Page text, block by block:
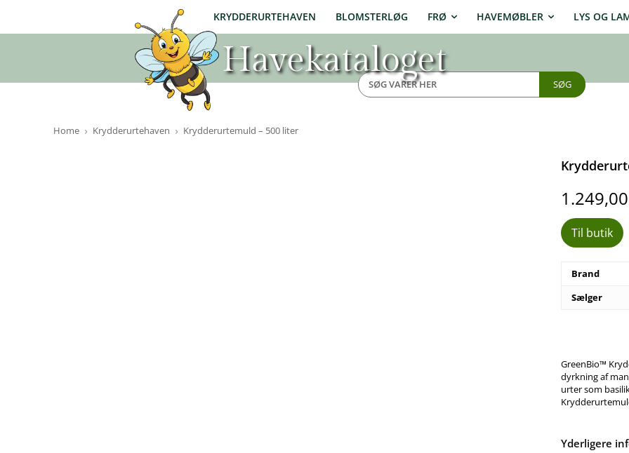
KRYDDERURTEHAVEN BLOMSTERLØG FRØ HAVEMØBLER LYS OG
Havekataloget
SØG
Home Krydderurtehaven Krydderurtemuld – 500 liter
1.249,00
Til butik
Brand
Sælger
GreenBio™
dyrkning af
urter som
Yderligere